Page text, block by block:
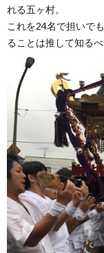
れる五ヶ村。
これを24名で担いで
ることは推して知るべ